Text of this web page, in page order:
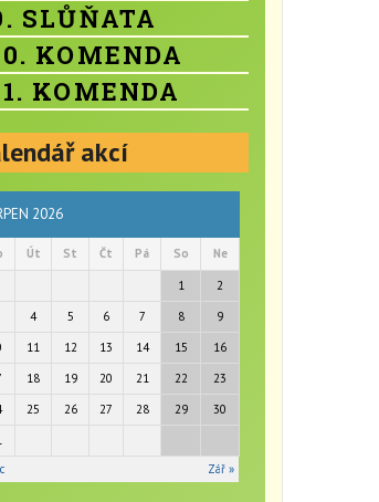
SLŮŇATA
KOMENDA
KOMENDA
akcí
2026
Út St Čt Pá So Ne
1
2
4 5 6 7 8
9
11 12 13 14 15
16
18 19 20 21 22
23
25 26 27 28 29
30
Zář »